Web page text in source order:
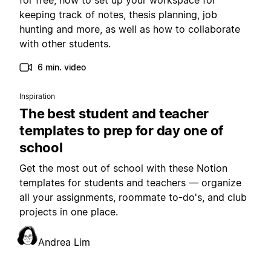
keeping track of notes, thesis planning, job
hunting and more, as well as how to collaborate
with other students.
6 min. video
Inspiration
The best student and teacher
templates to prep for day one of
school
Get the most out of school with these Notion
templates for students and teachers — organize
all your assignments, roommate to-do's, and club
projects in one place.
Andrea Lim